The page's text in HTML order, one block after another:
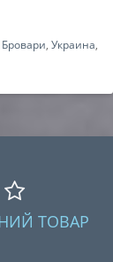
Бровари, Украина,
ТОВАР